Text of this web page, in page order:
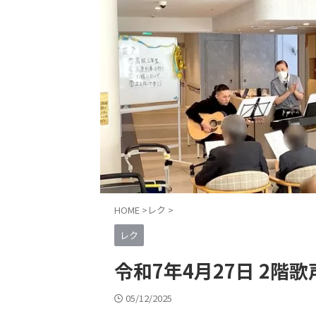
HOME > レク >
レク
令和7年4月27日 2階
05/12/2025